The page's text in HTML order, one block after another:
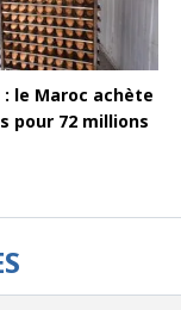
le Maroc achète
pour 72 millions